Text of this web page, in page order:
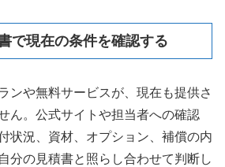
で現在の条件を確認する
ンや無料サービスが、現在も提供さ
ん。公式サイトや担当者への確認
状況、資材、オプション、補償の内
分の見積書と照らし合わせて判断し